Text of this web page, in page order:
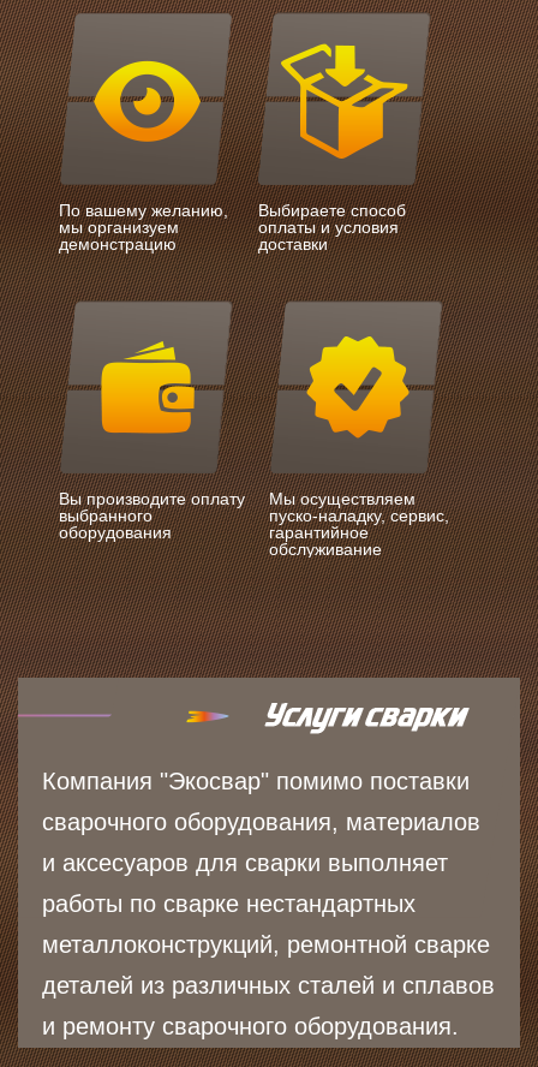
По вашему желанию,
мы организуем
демонстрацию
Выбираете способ
оплаты и условия
доставки
Вы производите оплату
выбранного
оборудования
Мы осуществляем
пуско-наладку, сервис,
гарантийное
обслуживание
Компания "Экосвар" помимо поставки
сварочного оборудования, материалов
и аксесуаров для сварки выполняет
работы по сварке нестандартных
металлоконструкций, ремонтной сварке
деталей из различных сталей и сплавов
и ремонту сварочного оборудования.